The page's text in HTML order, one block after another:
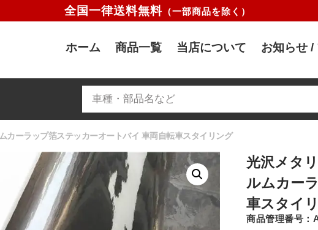
全国一律送料無料 （一部商品を除く）
ホーム 商品一覧 当店について お知らせ /
カーラップ箔ステッカーオートバイ 車両自転車スタイリング
光沢メタ
ルムカー
車スタイ
商品管理番号：